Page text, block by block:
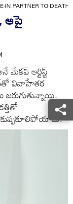
PARTNER TO DEATH
ఆపై
ఆర్టిస్ట్
వివాహేతర
జరుగుతున్నాయి.